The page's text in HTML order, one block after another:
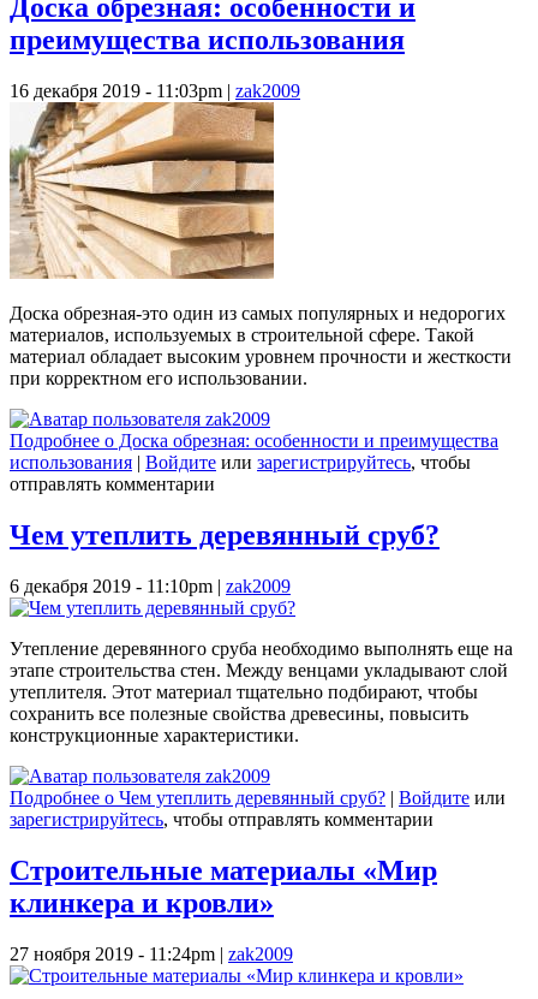
Доска обрезная: особенности и
преимущества использования
16 декабря 2019 - 11:03pm | zak2009
Доска обрезная-это один из самых популярных и недорогих
материалов, используемых в строительной сфере. Такой
материал обладает высоким уровнем прочности и жесткости
при корректном его использовании.
Подробнее о Доска обрезная: особенности и преимущества
использования | Войдите или зарегистрируйтесь, чтобы
отправлять комментарии
Чем утеплить деревянный сруб?
6 декабря 2019 - 11:10pm | zak2009
Утепление деревянного сруба необходимо выполнять еще на
этапе строительства стен. Между венцами укладывают слой
утеплителя. Этот материал тщательно подбирают, чтобы
сохранить все полезные свойства древесины, повысить
конструкционные характеристики.
Подробнее о Чем утеплить деревянный сруб? | Войдите или
зарегистрируйтесь, чтобы отправлять комментарии
Строительные материалы «Мир
клинкера и кровли»
27 ноября 2019 - 11:24pm | zak2009